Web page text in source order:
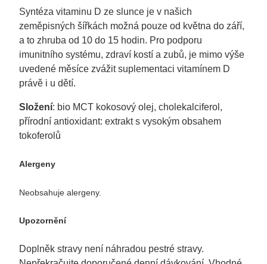
Syntéza vitaminu D ze slunce je v našich
zeměpisných šířkách možná pouze od května do září,
a to zhruba od 10 do 15 hodin. Pro podporu
imunitního systému, zdraví kostí a zubů, je mimo výše
uvedené měsíce zvážit suplementaci vitamínem D
právě i u dětí.
Složení: bio MCT kokosový olej, cholekalciferol,
přírodní antioxidant: extrakt s vysokým obsahem
tokoferolů
Alergeny
Neobsahuje alergeny.
Upozornění
Doplněk stravy není náhradou pestré stravy.